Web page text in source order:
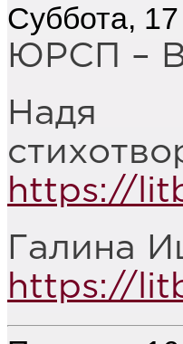
Суббота,
ЮРСП –
Надя
https://
Галина
https://